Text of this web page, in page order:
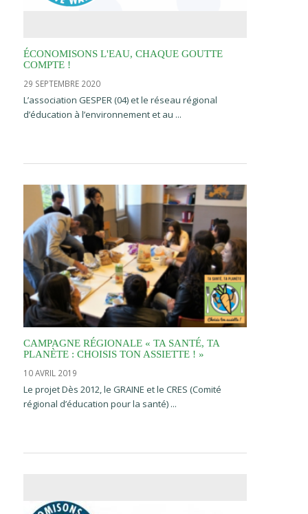
ÉCONOMISONS L'EAU, CHAQUE GOUTTE
COMPTE !
29 SEPTEMBRE 2020
L’association GESPER (04) et le réseau régional
d’éducation à l’environnement et au ...
CAMPAGNE RÉGIONALE « TA SANTÉ, TA
PLANÈTE : CHOISIS TON ASSIETTE ! »
10 AVRIL 2019
Le projet Dès 2012, le GRAINE et le CRES (Comité
régional d’éducation pour la santé) ...